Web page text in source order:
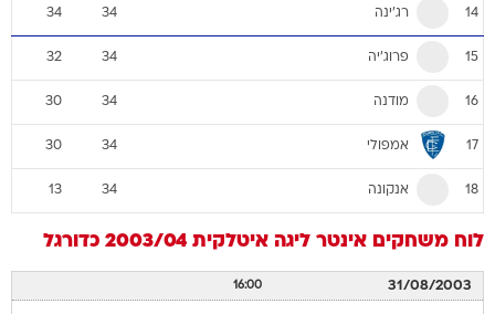
14 רג'ינה 34
34
15 פרוג'יה 34
32
16 מודנה 34
30
17 אמפולי 34
30
18 אנקונה 34
13
לוח משחקים אינטר ליגה איטלקית 2003/04 כדורגל
31/08/2003
16:00